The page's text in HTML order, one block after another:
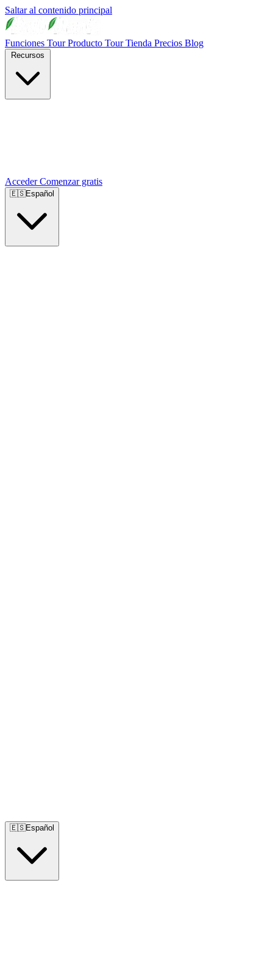
Saltar al contenido principal
Funciones Tour Producto Tour Tienda Precios Blog
AccederComenzar gratis
🇪🇸Español
🇪🇸Español